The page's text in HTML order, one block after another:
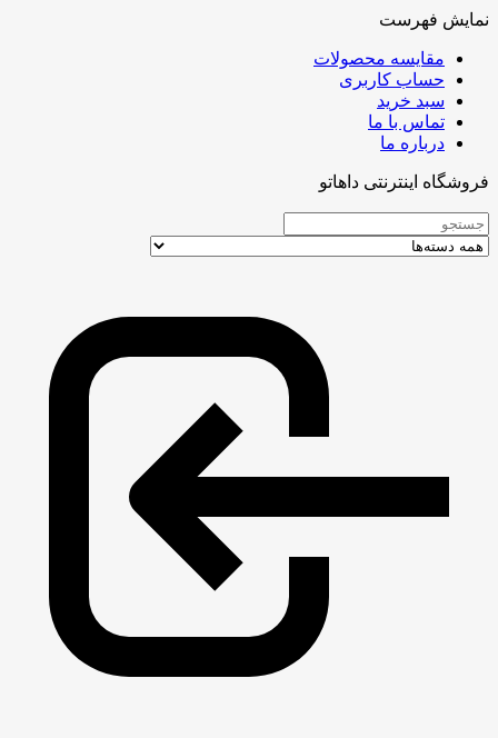
نمایش فهرست
مقایسه محصولات
حساب کاربری
سبد خرید
تماس با ما
درباره ما
فروشگاه اینترنتی داهاتو